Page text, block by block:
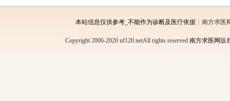
本站信息仅供参考_不能作为诊断及医疗依据┊南方求医
Copyright 2006-2020 nf120.netAll rights reserved 南方求医网 版